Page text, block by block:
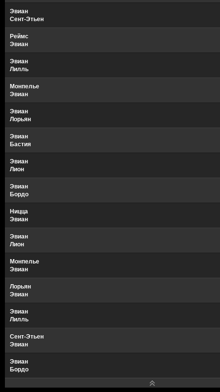
Эвиан
Сент-Этьен
Реймс
Эвиан
Эвиан
Лилль
Монпелье
Эвиан
Эвиан
Лорьян
Эвиан
Бастия
Эвиан
Лион
Эвиан
Бордо
Ницца
Эвиан
Эвиан
Лион
Монпелье
Эвиан
Лорьян
Эвиан
Эвиан
Лилль
Сент-Этьен
Эвиан
Эвиан
Бордо